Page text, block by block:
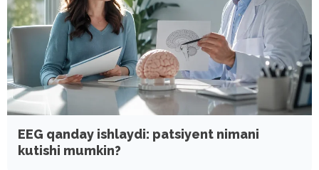
EEG qanday ishlaydi: patsiyent nimani
kutishi mumkin?